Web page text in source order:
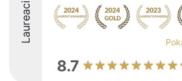
Laureaci
8.7